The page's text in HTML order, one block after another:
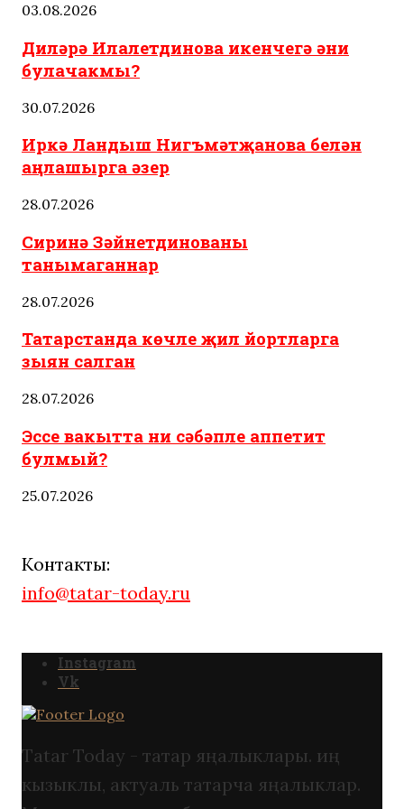
03.08.2026
Диләрә Илалетдинова икенчегә әни
булачакмы?
30.07.2026
Иркә Ландыш Нигъмәтҗанова белән
аңлашырга әзер
28.07.2026
Сиринә Зәйнетдинованы
танымаганнар
28.07.2026
Татарстанда көчле җил йортларга
зыян салган
28.07.2026
Эссе вакытта ни сәбәпле аппетит
булмый?
25.07.2026
Контакты:
info@tatar-today.ru
Instagram
Vk
Tatar Today - татар яңалыклары. иң
кызыклы, актуаль татарча яңалыклар.